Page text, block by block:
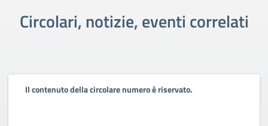
Circolari, notizie, eventi correlati
Il contenuto della circolare numero è riservato.